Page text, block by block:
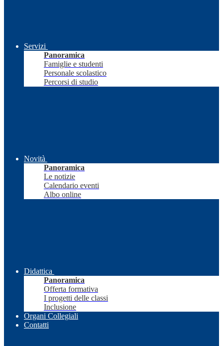
Servizi
Panoramica
Famiglie e studenti
Personale scolastico
Percorsi di studio
Novità
Panoramica
Le notizie
Calendario eventi
Albo online
Didattica
Panoramica
Offerta formativa
I progetti delle classi
Inclusione
Organi Collegiali
Contatti